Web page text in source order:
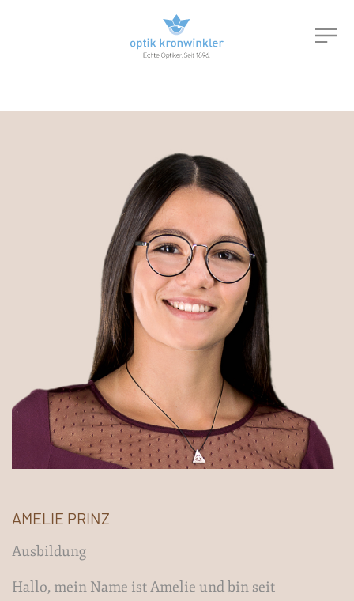
AMELIE PRINZ
Ausbildung
Hallo, mein Name ist Amelie und bin seit